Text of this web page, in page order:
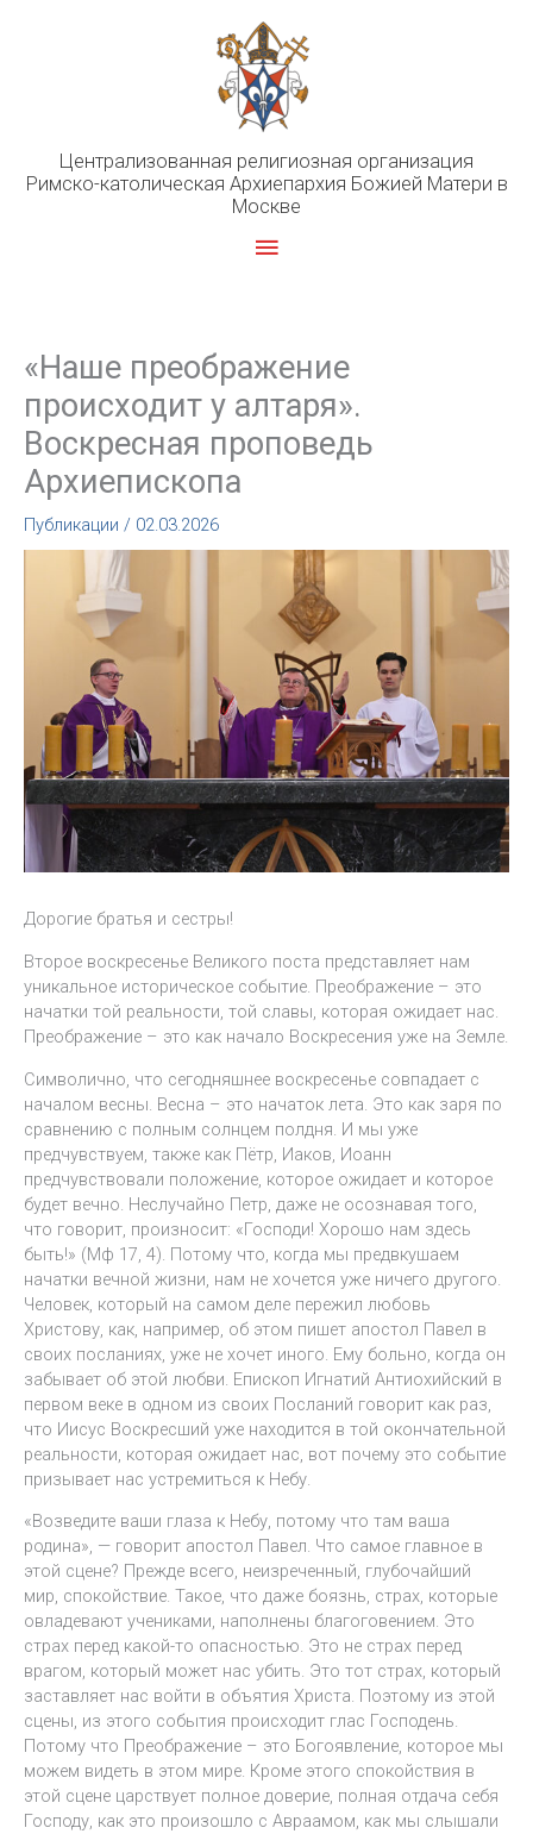
Централизованная религиозная организация
Римско-католическая Архиепархия Божией Матери в
Москве
Главное
«Наше преображение
происходит у алтаря».
Воскресная проповедь
Архиепископа
Публикации / 02.03.2026
Дорогие братья и сестры!
Второе воскресенье Великого поста представляет нам
уникальное историческое событие. Преображение – это
начатки той реальности, той славы, которая ожидает нас.
Преображение – это как начало Воскресения уже на Земле.
Символично, что сегодняшнее воскресенье совпадает с
началом весны. Весна – это начаток лета. Это как заря по
сравнению с полным солнцем полдня. И мы уже
предчувствуем, также как Пётр, Иаков, Иоанн
предчувствовали положение, которое ожидает и которое
будет вечно. Неслучайно Петр, даже не осознавая того,
что говорит, произносит: «Господи! Хорошо нам здесь
быть!» (Мф 17, 4). Потому что, когда мы предвкушаем
начатки вечной жизни, нам не хочется уже ничего другого.
Человек, который на самом деле пережил любовь
Христову, как, например, об этом пишет апостол Павел в
своих посланиях, уже не хочет иного. Ему больно, когда он
забывает об этой любви. Епископ Игнатий Антиохийский в
первом веке в одном из своих Посланий говорит как раз,
что Иисус Воскресший уже находится в той окончательной
реальности, которая ожидает нас, вот почему это событие
призывает нас устремиться к Небу.
«Возведите ваши глаза к Небу, потому что там ваша
родина», — говорит апостол Павел. Что самое главное в
этой сцене? Прежде всего, неизреченный, глубочайший
мир, спокойствие. Такое, что даже боязнь, страх, которые
овладевают учениками, наполнены благоговением. Это
страх перед какой-то опасностью. Это не страх перед
врагом, который может нас убить. Это тот страх, который
заставляет нас войти в объятия Христа. Поэтому из этой
сцены, из этого события происходит глас Господень.
Потому что Преображение – это Богоявление, которое мы
можем видеть в этом мире. Кроме этого спокойствия в
этой сцене царствует полное доверие, полная отдача себя
Господу, как это произошло с Авраамом, как мы слышали